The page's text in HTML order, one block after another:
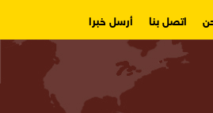
اتصل بنا أرسل خبرا